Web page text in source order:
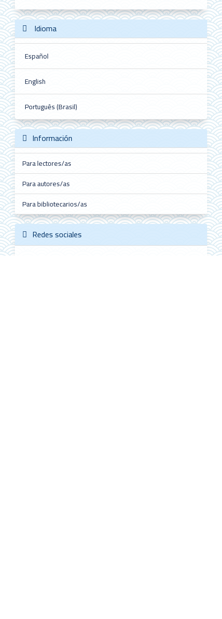
Idioma
Español
English
Português (Brasil)
Información
Para lectores/as
Para autores/as
Para bibliotecarios/as
Redes sociales